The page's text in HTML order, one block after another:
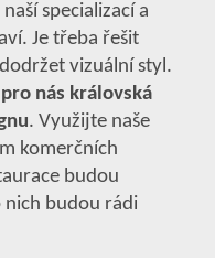
specializací a
Je třeba řešit
vizuální styl.
nás královská
. Využijte naše
komerčních
budou
nich budou rádi